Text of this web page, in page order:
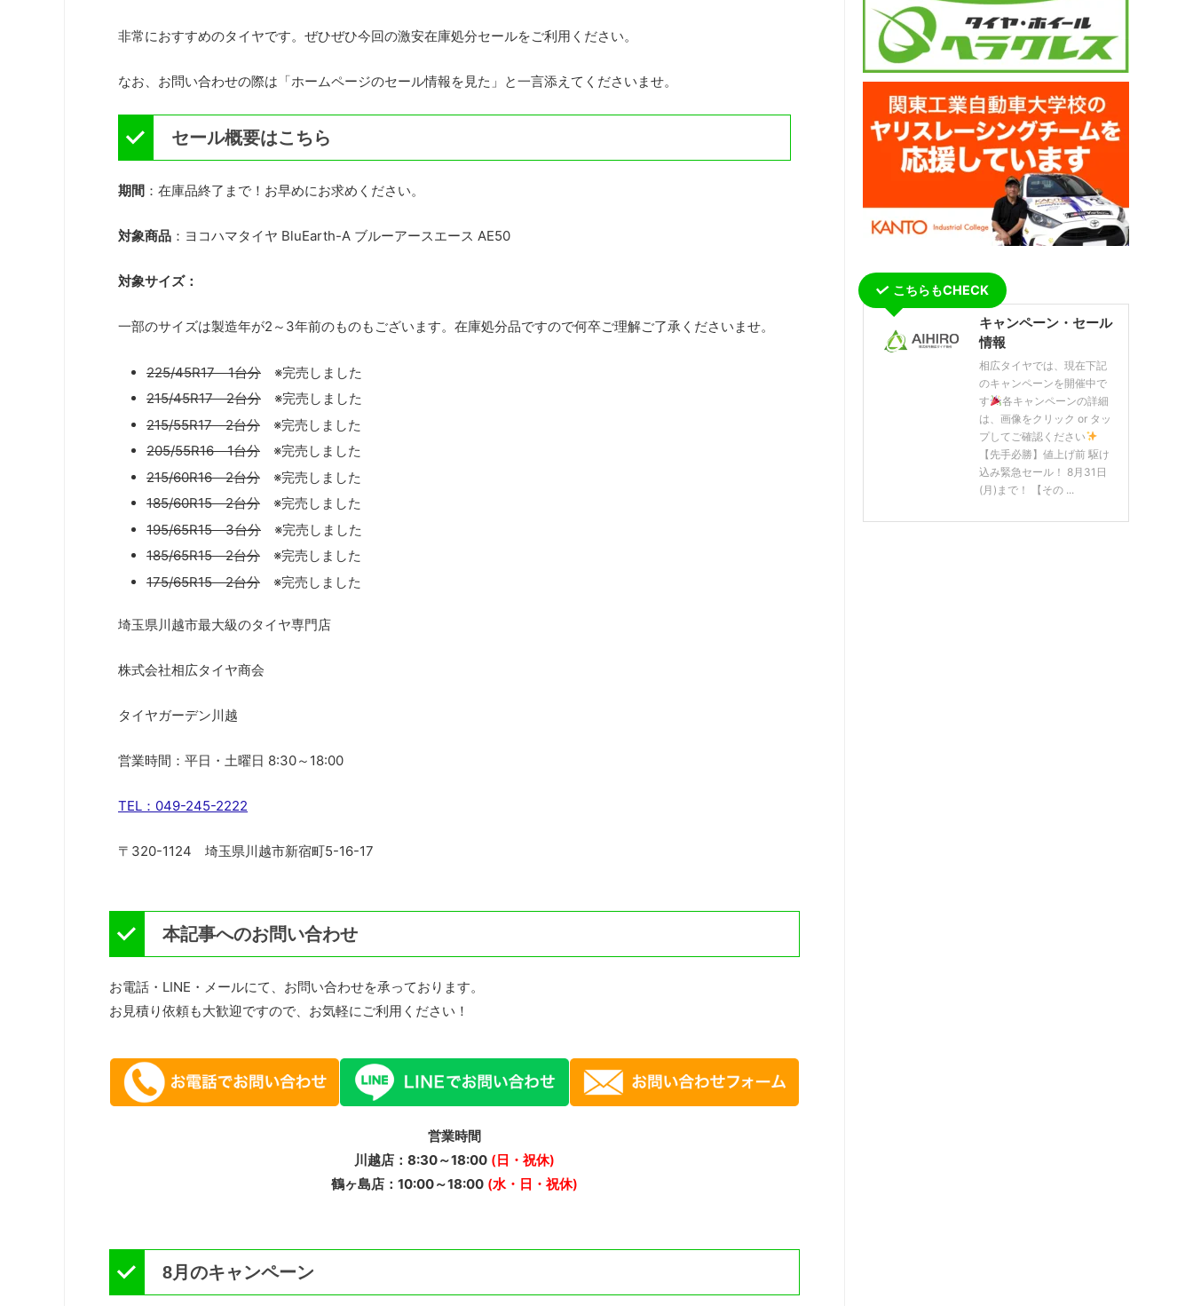
非常におすすめのタイヤです。ぜひぜひ今回の激安在庫処分セールをご利用ください。
なお、お問い合わせの際は「ホームページのセール情報を見た」と一言添えてくださいませ。
セール概要はこちら
期間 ：在庫品終了まで！お早めにお求めください。
対象商品 ：ヨコハマタイヤ BluEarth-A ブルーアースエース AE50
対象サイズ：
一部のサイズは製造年が2～3年前のものもございます。在庫処分品ですので何卒ご理解ご了承くださいませ。
225/45R17 1台分 ※完売しました
215/45R17 2台分 ※完売しました
215/55R17 2台分 ※完売しました
205/55R16 1台分 ※完売しました
215/60R16 2台分 ※完売しました
185/60R15 2台分 ※完売しました
195/65R15 3台分 ※完売しました
185/65R15 2台分 ※完売しました
175/65R15 2台分 ※完売しました
埼玉県川越市最大級のタイヤ専門店
株式会社相広タイヤ商会
タイヤガーデン川越
営業時間：平日・土曜日 8:30～18:00
TEL：049-245-2222
〒320-1124 埼玉県川越市新宿町5-16-17
本記事へのお問い合わせ
お電話・LINE・メールにて、お問い合わせを承っております。
お見積り依頼も大歓迎ですので、お気軽にご利用ください！
営業時間
川越店：8:30～18:00 (日・祝休)
鶴ヶ島店：10:00～18:00 (水・日・祝休)
8月のキャンペーン
こちらもCHECK
キャンペーン・セール
情報
相広タイヤでは、現在下記
のキャンペーンを開催中で
す
各キャンペーンの詳細
は、画像をクリック or タッ
プしてご確認ください
【先手必勝】値上げ前 駆け
込み緊急セール！ 8月31日
(月)まで！ 【その ...